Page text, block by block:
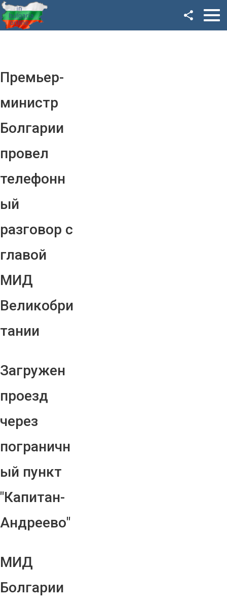
Премьер-
министр
Болгарии
провел
телефонн
ый
разговор с
главой
МИД
Великобри
тании
Загружен
проезд
через
пограничн
ый пункт
"Капитан-
Андреево"
МИД
Болгарии